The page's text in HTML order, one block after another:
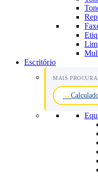
Escritório
MAIS